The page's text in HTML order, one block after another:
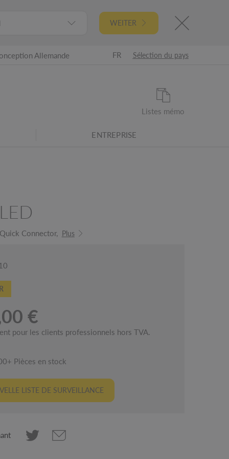
WEITER
Allemande FR Sélection du pays
Listes mémo
ENTREPRISE
Connector, Plus
€
pour les clients professionnels hors TVA.
Pièces en stock
LISTE DE SURVEILLANCE